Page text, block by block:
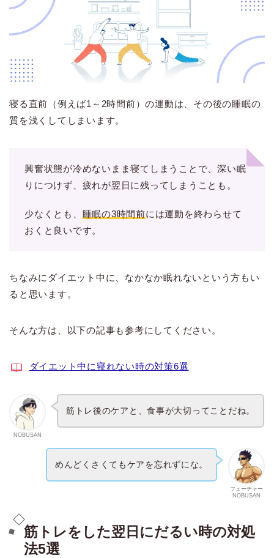
寝る直前（例えば1～2時間前）の運動は、その後の睡眠の
質を浅くしてしまいます。
興奮状態が冷めないまま寝てしまうことで、深い眠
りにつけず、疲れが翌日に残ってしまうことも。
少なくとも、 睡眠の3時間前には運動を終わらせて
おくと良いです。
ちなみにダイエット中に、なかなか眠れないという方もい
ると思います。
そんな方は、以下の記事も参考にしてください。
ダイエット中に寝れない時の対策6選
NOBUSAN
筋トレ後のケアと、食事が大切ってことだね。
フューチャー
NOBUSAN
めんどくさくてもケアを忘れずにな。
筋トレをした翌日にだるい時の対処
法5選